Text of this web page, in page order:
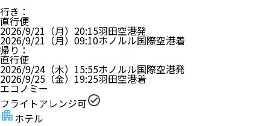
行き ：
直行便
2026/9/21（月） 20:15羽田空港発
2026/9/21（月） 09:10ホノルル国際空港着
帰り ：
直行便
2026/9/24（木） 15:55ホノルル国際空港発
2026/9/25（金） 19:25羽田空港着
エコノミー
フライトアレンジ可
ホテル